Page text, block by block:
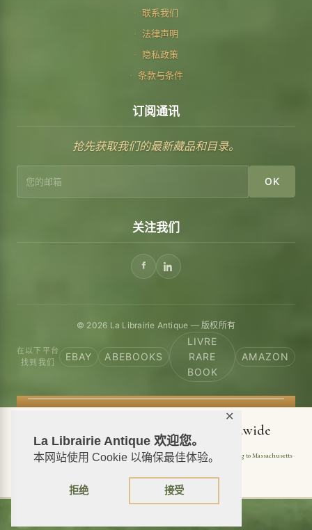
La Librairie Antique 欢迎您。
本网站使用 Cookie 以确保最佳体验。
拒绝 接受
✕
联系我们
法律声明
隐私政策
条款与条件
订阅通讯
抢先获取我们的最新藏品和目录。
OK
关注我们
© 2026 La Librairie Antique — 版权所有
在以下平台
找到我们
EBAY ABEBOOKS
LIVRE
RARE
BOOK
AMAZON
📦 We ship antiquarian books worldwide
Shipping to USA Shipping to New York Shipping to California
Shipping to Massachusetts